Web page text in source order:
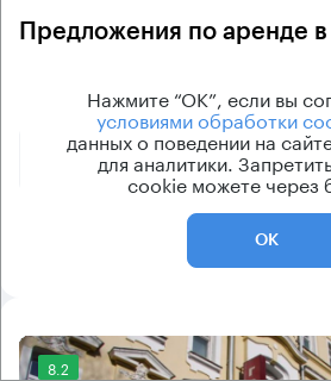
Предложения по аренде
Площадь Арендная
800 м² 1 133 330 ₽
1 750 000
8.2
Нажмите “ОК”, если вы
условиями обработки
данных о поведении на
для аналитики.
cookie можете через
ОК